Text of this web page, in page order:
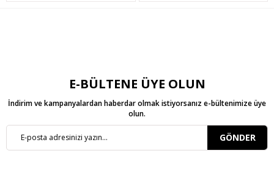
E-BÜLTENE ÜYE OLUN
İndirim ve kampanyalardan haberdar olmak istiyorsanız e-bültenimize üye
olun.
GÖNDER